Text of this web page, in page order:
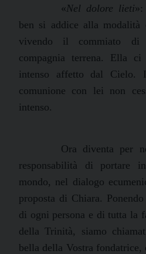
«Nel dolore lieti»:
ben si addice alla
vivendo il commiato di
compagnia terrena. Ella ci
intenso affetto dal Cielo.
comunione con lei non
intenso.
Ora diventa per
responsabilità di portare
mondo, nel dialogo
proposta di Chiara.
di ogni persona e di tutta la
della Trinità, siamo
bella della Vostra fondatrice,